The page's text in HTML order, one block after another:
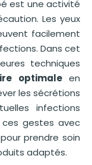
est une activité
Les yeux
facilement
Dans cet
techniques
optimaleen
les sécrétions
infections
gestes avec
prendre soin
adaptés.